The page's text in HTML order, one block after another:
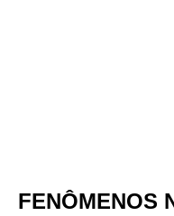
FENÔMENOS